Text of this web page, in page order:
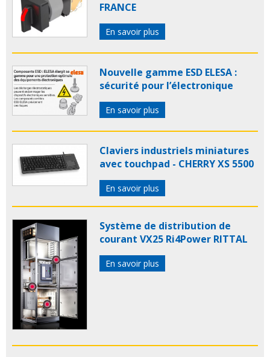
FRANCE
En savoir plus
Nouvelle gamme ESD ELESA :
sécurité pour l’électronique
En savoir plus
Claviers industriels miniatures
avec touchpad - CHERRY XS 5500
En savoir plus
Système de distribution de
courant VX25 Ri4Power RITTAL
En savoir plus